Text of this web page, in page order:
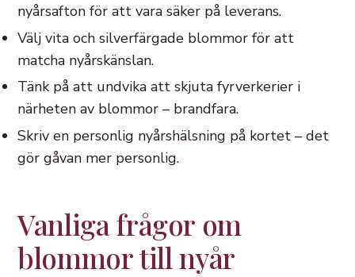
nyårsafton för att vara säker på leverans.
Välj vita och silverfärgade blommor för att
matcha nyårskänslan.
Tänk på att undvika att skjuta fyrverkerier i
närheten av blommor – brandfara.
Skriv en personlig nyårshälsning på kortet – det
gör gåvan mer personlig.
Vanliga frågor om
blommor till nyår